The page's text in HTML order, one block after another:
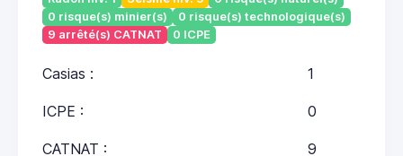
0 risque(s) minier(s)
0 risque(s) technologique(s)
9 arrêté(s) CATNAT
0 ICPE
Casias : 1
ICPE : 0
CATNAT : 9